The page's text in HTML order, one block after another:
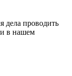
дела проводить
в нашем